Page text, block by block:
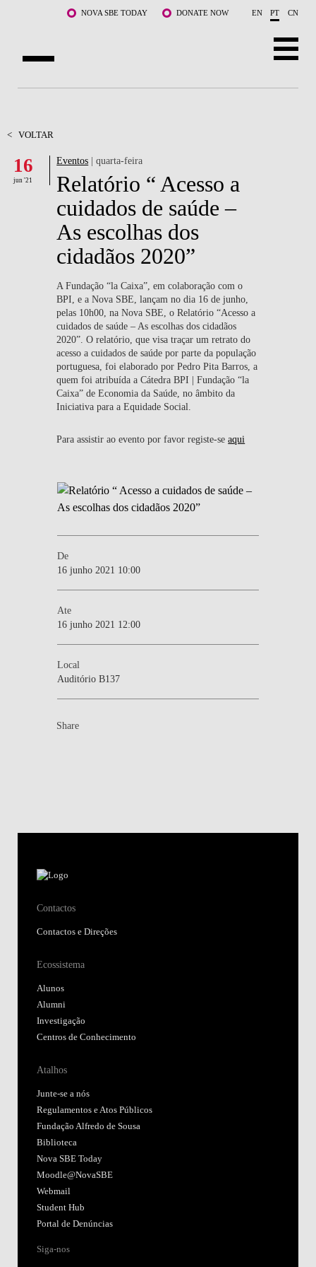
Saltar para o conteúdo principalNOVA SBE TODAY DONATE NOW EN PT CN
DOCENTES E INVESTIGAÇÃO
COMUNIDADE
LIFE AT NOVA SBE
WHAT'S HAPPENING
< VOLTAR
16
jun '21
Eventos | quarta-feira
Relatório “ Acesso a
cuidados de saúde –
As escolhas dos
cidadãos 2020”
A Fundação “la Caixa”, em colaboração com o
BPI, e a Nova SBE, lançam no dia 16 de junho,
pelas 10h00, na Nova SBE, o Relatório “Acesso a
cuidados de saúde – As escolhas dos cidadãos
2020”. O relatório, que visa traçar um retrato do
acesso a cuidados de saúde por parte da população
portuguesa, foi elaborado por Pedro Pita Barros, a
quem foi atribuída a Cátedra BPI | Fundação “la
Caixa” de Economia da Saúde, no âmbito da
Iniciativa para a Equidade Social.
Para assistir ao evento por favor registe-seaqui
De
16 junho 2021 10:00
Ate
16 junho 2021 12:00
Local
Auditório B137
Share
Contactos
Contactos e Direções
Ecossistema
Alunos
Alumni
Investigação
Centros de Conhecimento
Atalhos
Junte-se a nós
Regulamentos e Atos Públicos
Fundação Alfredo de Sousa
Biblioteca
Nova SBE Today
Moodle@NovaSBE
Webmail
Student Hub
Portal de Denúncias
Siga-nos